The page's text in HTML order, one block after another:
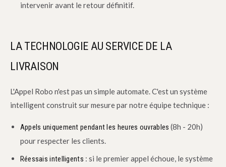
intervenir avant le retour définitif.
LA TECHNOLOGIE AU SERVICE DE LA
LIVRAISON
L'Appel Robo n'est pas un simple automate. C'est un système
intelligent construit sur mesure par notre équipe technique :
Appels uniquement pendant les heures ouvrables (8h - 20h)
pour respecter les clients.
Réessais intelligents : si le premier appel échoue, le système